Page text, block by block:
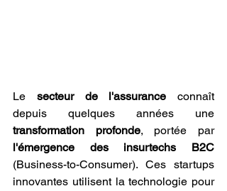
Le secteur de l'assurance connaît
transformation profonde
, portée par
l'émergence des insurtechs B2C
(Business-to-Consumer). Ces startups
innovantes utilisent la technologie pour